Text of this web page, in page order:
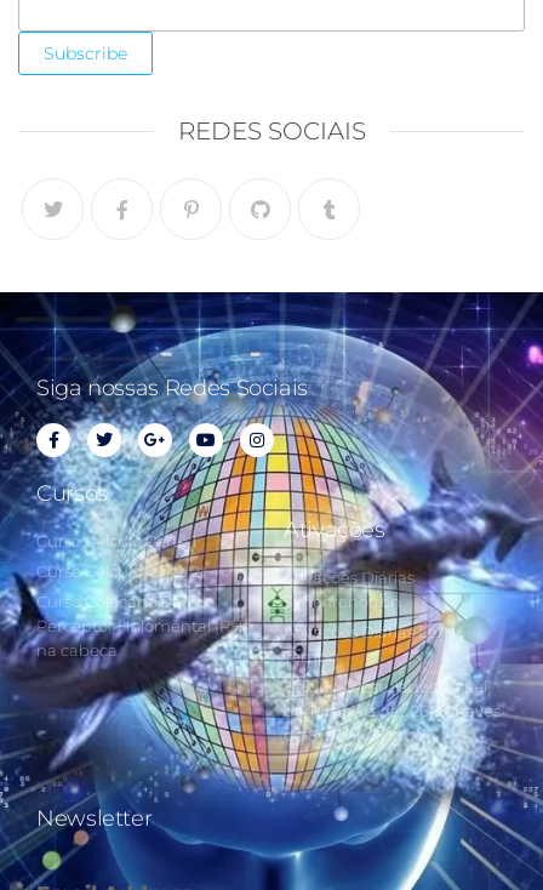
REDES SOCIAIS
Siga nossas Redes Sociais
Cursos
Curso Cálculo Parte 1
Curso Cálculo Parte 2
Curso Colocando o
Perceptor Holomental (PH)
na cabeça
Ativações
Ativações Diárias
Synchronotron
Ativações Diárias Lei do
Tempo
Estudos Postulados da Lei
do Tempo e das 260 Chaves
do Synchronotron
Newsletter